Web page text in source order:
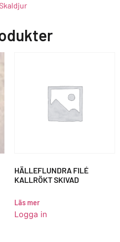
HÄLLEFLUNDRA FILÉ
KALLRÖKT SKIVAD
Läs mer
Logga in